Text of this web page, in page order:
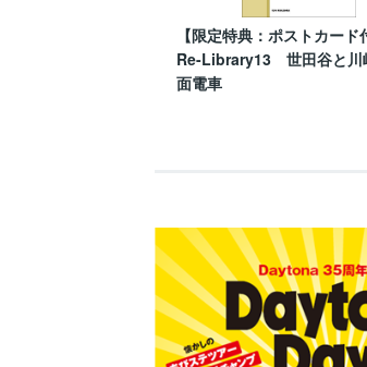
【限定特典：ポストカード
Re-Library13 世田谷と川
面電車